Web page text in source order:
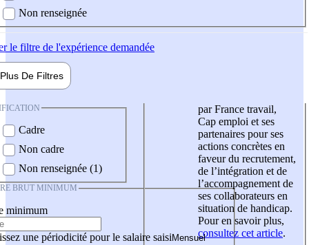
Non renseignée
le filtre de l'expérience demandée
Plus De Filtres
Cadre
Non cadre
Non renseignée (1)
BRUT MINIMUM
minimum
une périodicité pour le salaire saisi
par France travail,
Cap emploi et ses
partenaires pour ses
actions concrètes en
faveur du recrutement,
de l’intégration et de
l’accompagnement de
ses collaborateurs en
situation de handicap.
Pour en savoir plus,
consultez cet article.